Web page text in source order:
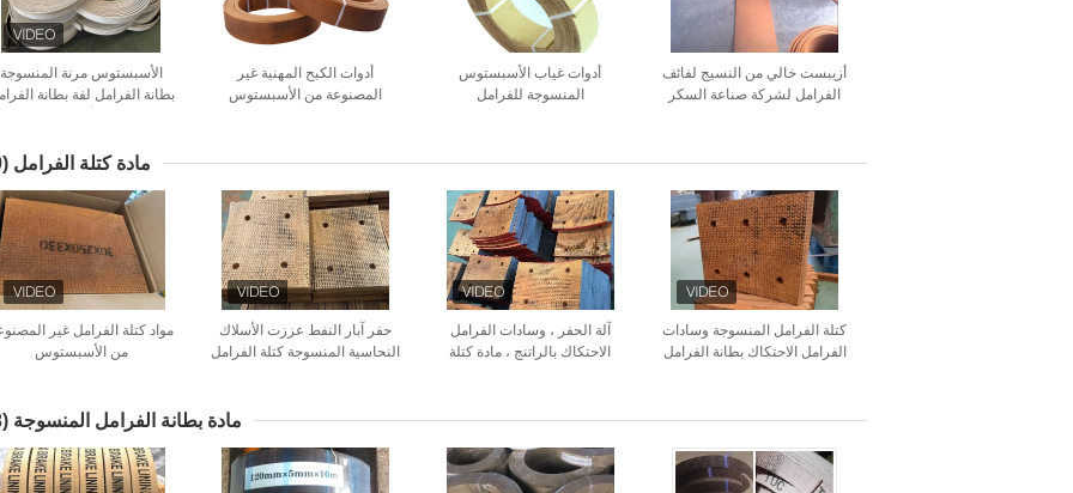
الأسبستوس مرنة المنسوجة
بطانة الفرامل لفة بطانة
أدوات الكبح المهنية غير
المصنوعة من الأسبستوس
أدوات غياب الأسبستوس
المنسوجة للفرامل
أزيبست خالي من النسيج لفائف
الفرامل لشركة صناعة السكر
مادة كتلة الفرامل (29)
مواد كتلة الفرامل غير
من الأسبستوس
حفر آبار النفط عززت الأسلاك
النحاسية المنسوجة كتلة الفرامل
آلة الحفر ، وسادات الفرامل
الاحتكاك بالراتنج ، مادة كتلة
كتلة الفرامل المنسوجة وسادات
الفرامل الاحتكاك بطانة الفرامل
مادة بطانة الفرامل المنسوجة (23)